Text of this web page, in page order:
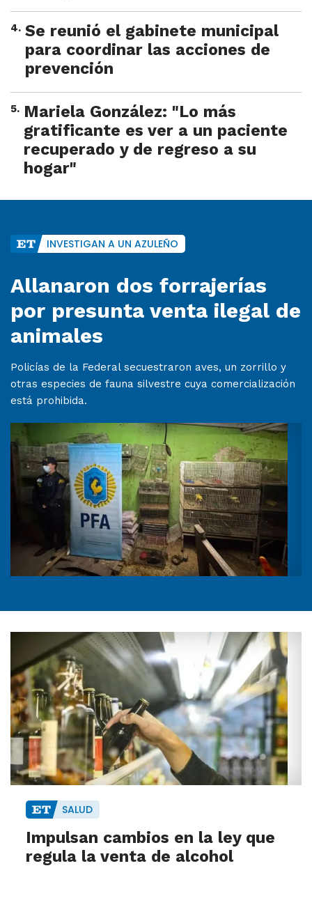
4. Se reunió el gabinete municipal
para coordinar las acciones de
prevención
5. Mariela González: "Lo más
gratificante es ver a un paciente
recuperado y de regreso a su
hogar"
INVESTIGAN A UN AZULEÑO
Allanaron dos forrajerías
por presunta venta ilegal de
animales
Policías de la Federal secuestraron aves, un zorrillo y
otras especies de fauna silvestre cuya comercialización
está prohibida.
SALUD
Impulsan cambios en la ley que
regula la venta de alcohol